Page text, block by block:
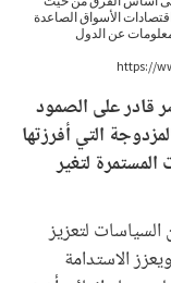
قادر على الصمود
التي أفرزتها
المستمرة لتغير
لتعزيز
الاستدامة